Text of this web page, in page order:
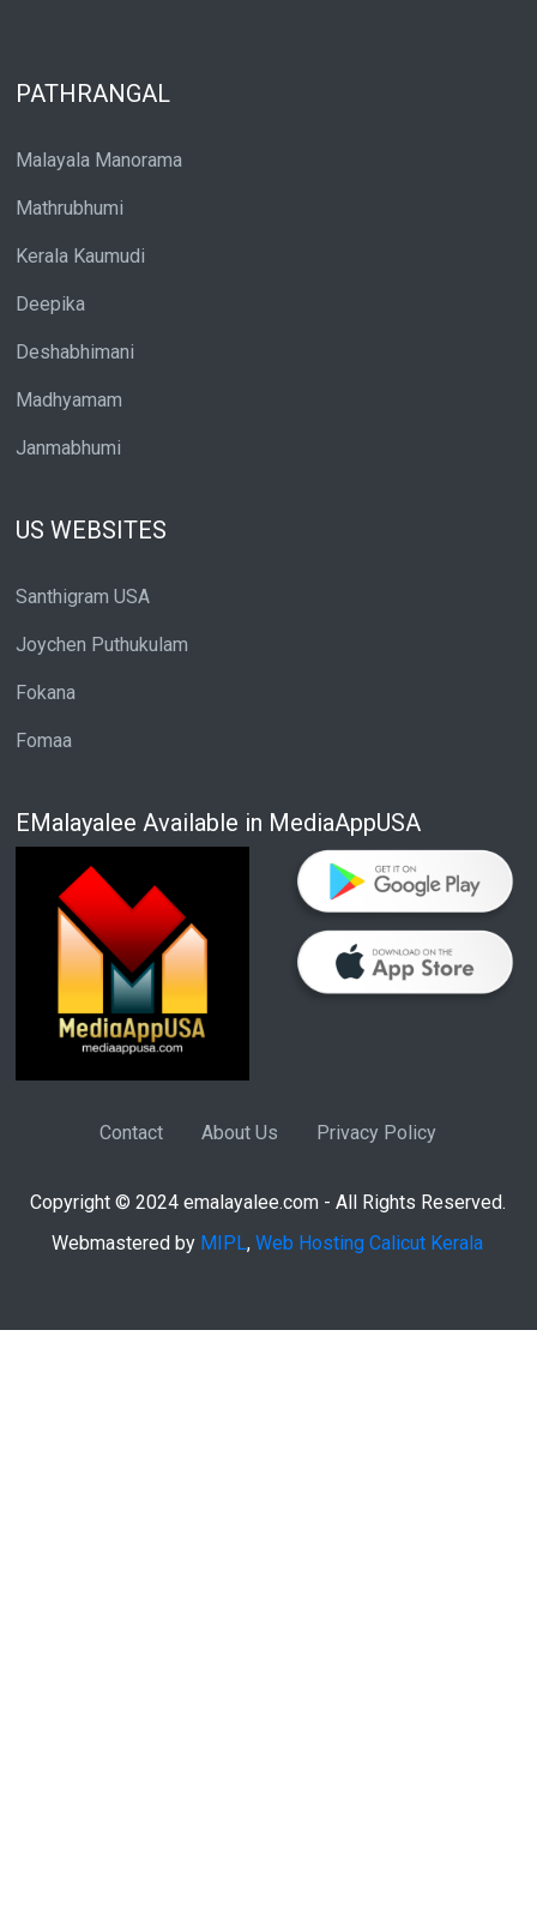
PATHRANGAL
Malayala Manorama
Mathrubhumi
Kerala Kaumudi
Deepika
Deshabhimani
Madhyamam
Janmabhumi
US WEBSITES
Santhigram USA
Joychen Puthukulam
Fokana
Fomaa
EMalayalee Available in MediaAppUSA
Contact About Us Privacy Policy
Copyright © 2024 emalayalee.com - All Rights Reserved.
Webmastered by MIPL, Web Hosting Calicut Kerala